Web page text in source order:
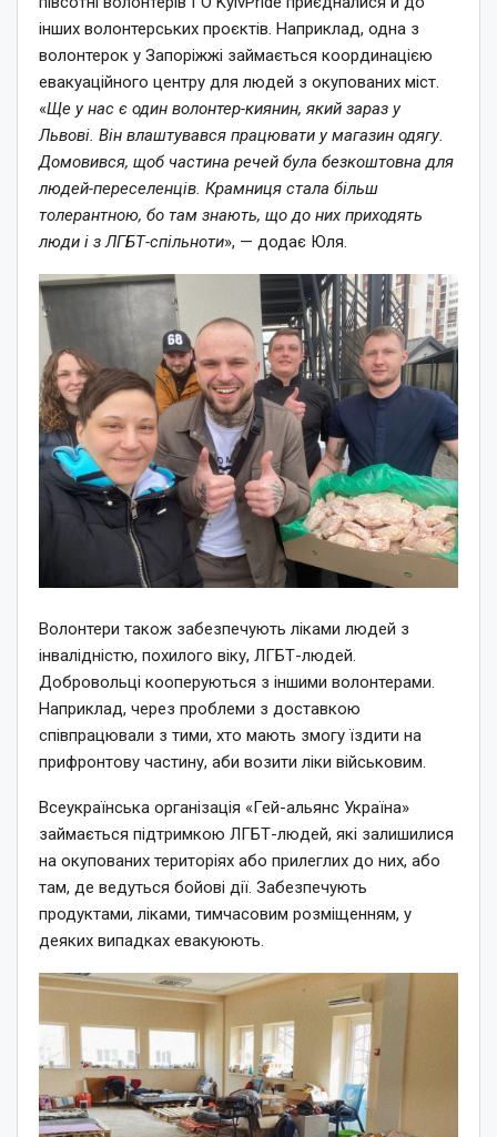
інших волонтерських проєктів. Наприклад, одна з
волонтерок у Запоріжжі займається координацією
евакуаційного центру для людей з окупованих міст.
«Ще у нас є один волонтер-киянин, який зараз у
Львові. Він влаштувався працювати у магазин одягу.
Домовився, щоб частина речей була безкоштовна для
людей-переселенців. Крамниця стала більш
толерантною, бо там знають, що до них приходять
люди і з ЛГБТ-спільноти», — додає Юля.
Волонтери також забезпечують ліками людей з
інвалідністю, похилого віку, ЛГБТ-людей.
Добровольці кооперуються з іншими волонтерами.
Наприклад, через проблеми з доставкою
співпрацювали з тими, хто мають змогу їздити на
прифронтову частину, аби возити ліки військовим.
Всеукраїнська організація «Гей-альянс Україна»
займається підтримкою ЛГБТ-людей, які залишилися
на окупованих територіях або прилеглих до них, або
там, де ведуться бойові дії. Забезпечують
продуктами, ліками, тимчасовим розміщенням, у
деяких випадках евакуюють.